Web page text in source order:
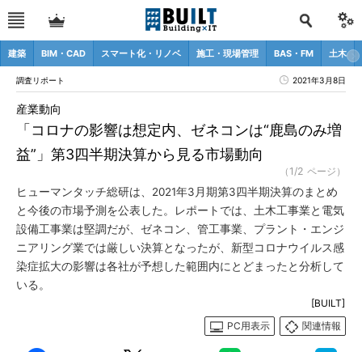
建築 BIM・CAD スマート化・リノベ 施工・現場管理 BAS・FM 土木
調査リポート 2021年3月8日
「コロナの影響は想定内、ゼネコンは“鹿島のみ増
益”」第3四半期決算から見る市場動向
産業動向
（1/2 ページ）
ヒューマンタッチ総研は、2021年3月期第3四半期決算のまとめ
と今後の市場予測を公表した。レポートでは、土木工事業と電気
設備工事業は堅調だが、ゼネコン、管工事業、プラント・エンジ
ニアリング業では厳しい決算となったが、新型コロナウイルス感
染症拡大の影響は各社が予想した範囲内にとどまったと分析して
いる。
[BUILT]
PC用表示
関連情報